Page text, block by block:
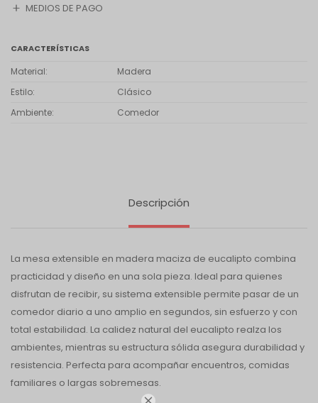
MEDIOS DE PAGO
CARACTERÍSTICAS
Material
Madera
Estilo
Clásico
Ambiente
Comedor
Descripción
La mesa extensible en madera maciza de eucalipto combina
practicidad y diseño en una sola pieza. Ideal para quienes
disfrutan de recibir, su sistema extensible permite pasar de un
comedor diario a uno amplio en segundos, sin esfuerzo y con
total estabilidad. La calidez natural del eucalipto realza los
ambientes, mientras su estructura sólida asegura durabilidad y
resistencia. Perfecta para acompañar encuentros, comidas
familiares o largas sobremesas.